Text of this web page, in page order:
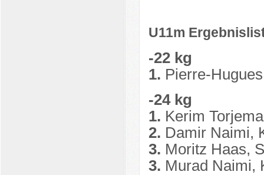
U11m
-22 kg
1. Pierre-
-24 kg
1. Kerim
2. Damir Naimi,
3. Moritz Haas,
3. Murad Naimi,